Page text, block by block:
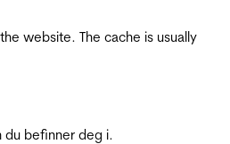
website. The cache is usually
du befinner deg i.